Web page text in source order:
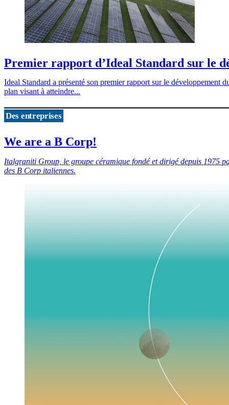
Premier rapport d’Ideal Standard sur le
Ideal Standard a présenté son premier rapport sur le
plan visant à atteindre...
Des entreprises
We are a B Corp!
Italgraniti Group, le groupe céramique fondé et dirigé depuis 1975
des B Corp italiennes.